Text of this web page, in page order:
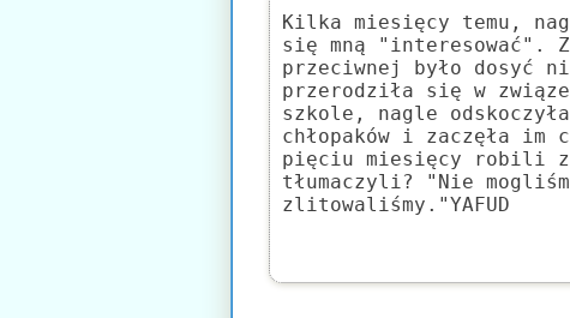
Kilka miesięcy temu,
się mną "interesować".
przeciwnej było dosyć
przerodziła się w
szkole, nagle
chłopaków i zaczęła im
pięciu miesięcy robili
tłumaczyli? "Nie
zlitowaliśmy."YAFUD